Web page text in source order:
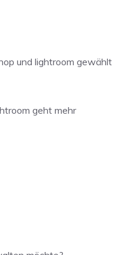
und lightroom gewählt
geht mehr